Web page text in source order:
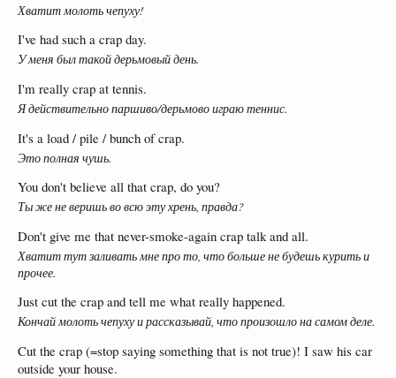
Хватит молоть чепуху!
I've had such a crap day.
У меня был такой дерьмовый день.
I'm really crap at tennis.
Я действительно паршиво/дерьмово играю теннис.
It's a load / pile / bunch of crap.
Это полная чушь.
You don't believe all that crap, do you?
Ты же не веришь во всю эту хрень, правда?
Don't give me that never-smoke-again crap talk and all.
Хватит тут заливать мне про то, что больше не будешь курить и
прочее.
Just cut the crap and tell me what really happened.
Кончай молоть чепуху и рассказывай, что произошло на самом деле.
Cut the crap (=stop saying something that is not true)! I saw his car
outside your house.